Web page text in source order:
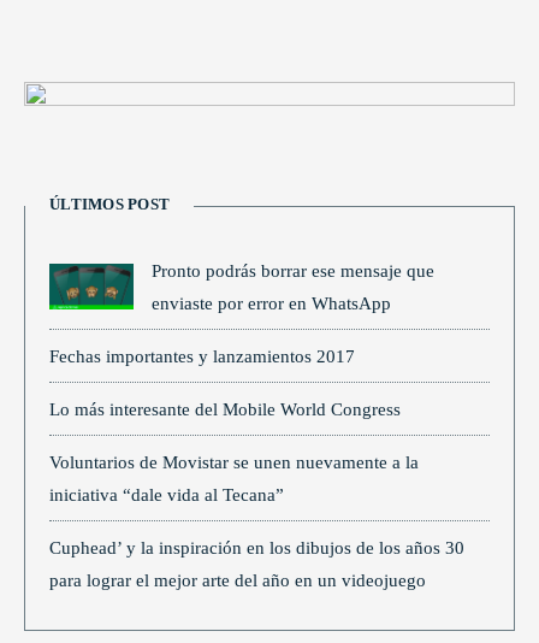
ÚLTIMOS POST
Pronto podrás borrar ese mensaje que
enviaste por error en WhatsApp
Fechas importantes y lanzamientos 2017
Lo más interesante del Mobile World Congress
Voluntarios de Movistar se unen nuevamente a la
iniciativa “dale vida al Tecana”
Cuphead’ y la inspiración en los dibujos de los años 30
para lograr el mejor arte del año en un videojuego